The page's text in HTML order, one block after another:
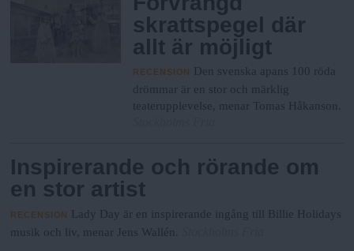
skrattspegel där
allt är möjligt
RECENSION
Den svenska apans 100 röda
drömmar är en stor och märklig
teaterupplevelse, menar Tomas Håkanson.
Inspirerande och rörande om
en stor artist
RECENSION
Lady Day är en inspirerande ingång till Billie Holidays
musik och liv, menar Jens Wallén.